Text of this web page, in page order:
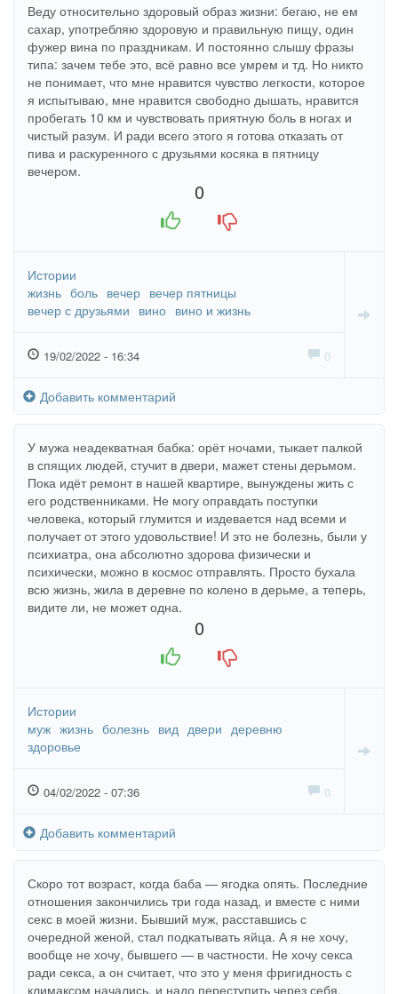
Веду относительно здоровый образ жизни: бегаю, не ем
сахар, употребляю здоровую и правильную пищу, один
фужер вина по праздникам. И постоянно слышу фразы
типа: зачем тебе это, всё равно все умрем и тд. Но никто
не понимает, что мне нравится чувство легкости, которое
я испытываю, мне нравится свободно дышать, нравится
пробегать 10 км и чувствовать приятную боль в ногах и
чистый разум. И ради всего этого я готова отказать от
пива и раскуренного с друзьями косяка в пятницу
вечером.
0
Истории
жизнь боль вечер вечер пятницы
вечер с друзьями вино вино и жизнь
19/02/2022 - 16:34 0
Добавить комментарий
У мужа неадекватная бабка: орёт ночами, тыкает палкой
в спящих людей, стучит в двери, мажет стены дерьмом.
Пока идёт ремонт в нашей квартире, вынуждены жить с
его родственниками. Не могу оправдать поступки
человека, который глумится и издевается над всеми и
получает от этого удовольствие! И это не болезнь, были у
психиатра, она абсолютно здорова физически и
психически, можно в космос отправлять. Просто бухала
всю жизнь, жила в деревне по колено в дерьме, а теперь,
видите ли, не может одна.
0
Истории
муж жизнь болезнь вид двери деревню
здоровье
04/02/2022 - 07:36 0
Добавить комментарий
Скоро тот возраст, когда баба — ягодка опять. Последние
отношения закончились три года назад, и вместе с ними
секс в моей жизни. Бывший муж, расставшись с
очередной женой, стал подкатывать яйца. А я не хочу,
вообще не хочу, бывшего — в частности. Не хочу секса
ради секса, а он считает, что это у меня фригидность с
климаксом начались, и надо переступить через себя,